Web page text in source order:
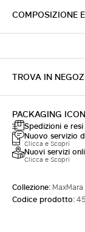
COMPOSIZIONE
TROVA IN
PACKAGING
Spedizioni e
Nuovo servizio
Clicca e Scopri
Nuovi servizi
Clicca e Scopri
Collezione:
Codice prodotto: